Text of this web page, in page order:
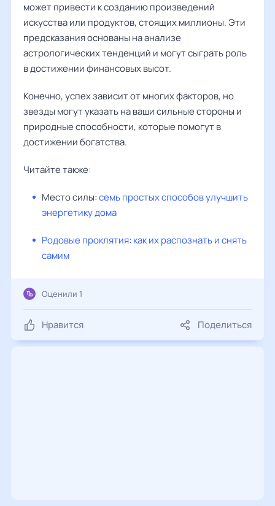
может привести к созданию произведений
искусства или продуктов, стоящих миллионы. Эти
предсказания основаны на анализе
астрологических тенденций и могут сыграть роль
в достижении финансовых высот.
Конечно, успех зависит от многих факторов, но
звезды могут указать на ваши сильные стороны и
природные способности, которые помогут в
достижении богатства.
Читайте также:
Место силы:семь простых способов улучшить
энергетику дома
Родовые проклятия: как их распознать и снять
самим
Нравится Поделиться
Оценили 1